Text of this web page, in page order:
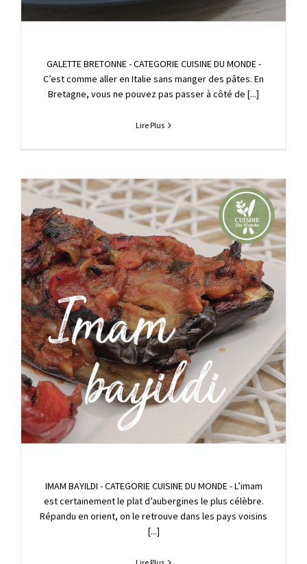
GALETTE BRETONNE - CATEGORIE CUISINE DU MONDE -
C’est comme aller en Italie sans manger des pâtes. En
Bretagne, vous ne pouvez pas passer à côté de [...]
Lire Plus
IMAM BAYILDI - CATEGORIE CUISINE DU MONDE - L’imam
est certainement le plat d’aubergines le plus célèbre.
Répandu en orient, on le retrouve dans les pays voisins
[...]